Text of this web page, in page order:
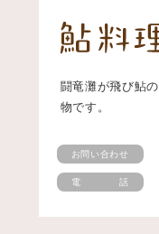
闘竜灘が飛び鮎
物です。
お問い合わせ
電 話